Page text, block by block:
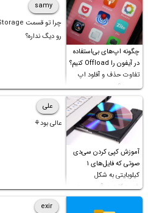
چگونه اپ‌های بی‌استفاده
در آیفون را Offload کنیم؟
تفاوت حذف و آفلود اپ
چیست؟
samy
رو دیگ نداره؟
آموزش کپی کردن سی‌دی
صوتی که فایل‌های ۱
کیلوبایتی به شکل
شورت‌کات در آن موجود
است!
علی
عالی بود⚘
exir